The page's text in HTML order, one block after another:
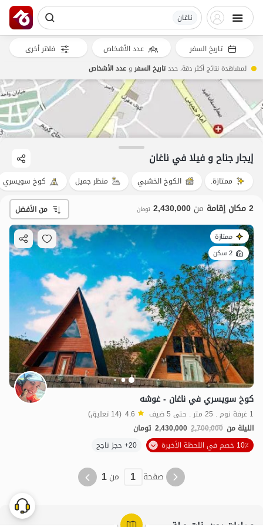
ناغان
مليون ت 4.6
إيجار جناح و فيلا في ناغان
ممتازة. الكوخ الخشبي منظر جميل كوخ سويسري
2 مكان إقامة من 2,430,000 تومان من الأفضل
ممتازة
2 سكن
كوخ سويسري في ناغان - غوشه
1 غرفة نوم . 25 متر . حتى 5 ضيف 4.6 (14 تعليق)
الليلة من 2,700,000
2,430,000 تومان
10٪ خصم في اللحظة الأخيرة
20+ حجز ناجح
صفحة 1 من1
تاريخ السفر عدد الأشخاص فلاتر أخرى
لمشاهدة نتائج أكثر دقة، حددتاريخ السفروعدد الأشخاص